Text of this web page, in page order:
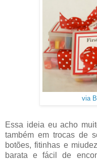
via
Essa ideia eu acho
também em trocas de
botões, fitinhas e
barata e fácil de